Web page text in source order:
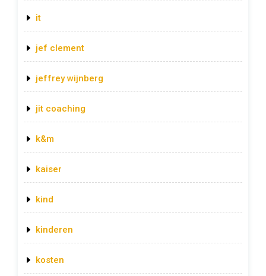
it
jef clement
jeffrey wijnberg
jit coaching
k&m
kaiser
kind
kinderen
kosten